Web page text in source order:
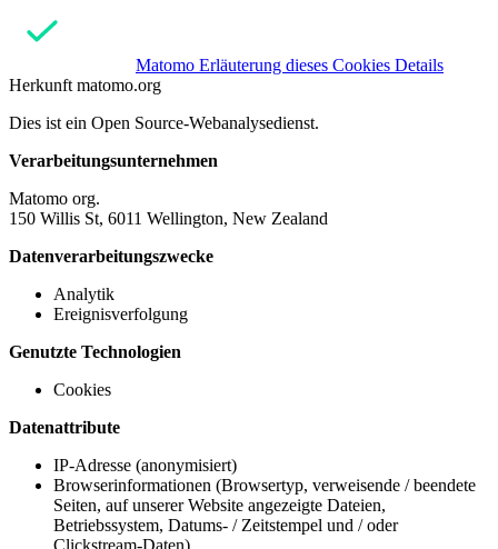
Matomo Erläuterung dieses Cookies Details
Herkunft matomo.org
Dies ist ein Open Source-Webanalysedienst.
Verarbeitungsunternehmen
Matomo org.
150 Willis St, 6011 Wellington, New Zealand
Datenverarbeitungszwecke
Analytik
Ereignisverfolgung
Genutzte Technologien
Cookies
Datenattribute
IP-Adresse (anonymisiert)
Browserinformationen (Browsertyp, verweisende / beendete
Seiten, auf unserer Website angezeigte Dateien,
Betriebssystem, Datums- / Zeitstempel und / oder
Clickstream-Daten)